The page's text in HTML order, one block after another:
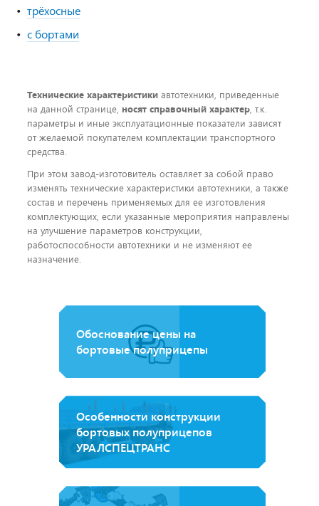
трёхосные
с бортами
Технические характеристики автотехники, приведенные
на данной странице, носят справочный характер, т.к.
параметры и иные эксплуатационные показатели зависят
от желаемой покупателем комплектации транспортного
средства.
При этом завод-изготовитель оставляет за собой право
изменять технические характеристики автотехники, а также
состав и перечень применяемых для ее изготовления
комплектующих, если указанные мероприятия направлены
на улучшение параметров конструкции,
работоспособности автотехники и не изменяют ее
назначение.
Обоснование цены на
бортовые полуприцепы
Особенности конструкции
бортовых полуприцепов
УРАЛСПЕЦТРАНС